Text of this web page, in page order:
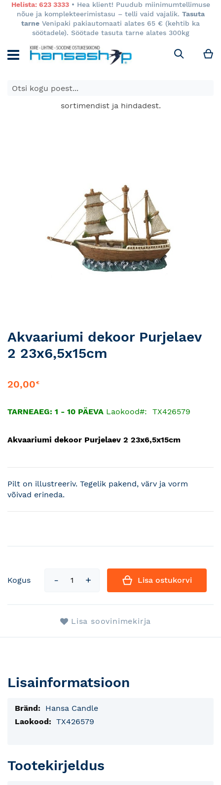
Helista: 623 3333• Hea klient! Puudub miinimumtellimuse
nõue ja komplekteerimistasu – telli vaid vajalik. Tasuta
tarne Venipaki pakiautomaati alates 65 € (kehtib ka
söötadele). Söötade tasuta tarne alates 300kg
Otsi
E-poes kuvatavad toodete hinnad kehtivad ainult e-
poes ja võivad erineda Keila ja Tartu poodide
sortimendist ja hindadest.
Skip
to
the
the
gallery
Akvaariumi dekoor Purjelaev
2 23x6,5x15cm
20,00€
TARNEAEG: 1 - 10 PÄEVA Laokood TX426579
Akvaariumi dekoor Purjelaev 2 23x6,5x15cm
Pilt on illustreeriv. Tegelik pakend, värv ja vorm
võivad erineda.
Kogus Lisa ostukorvi
Lisa soovinimekirja
Lisainformatsioon
Lisainfo
Hansa Candle
TX426579
Tootekirjeldus